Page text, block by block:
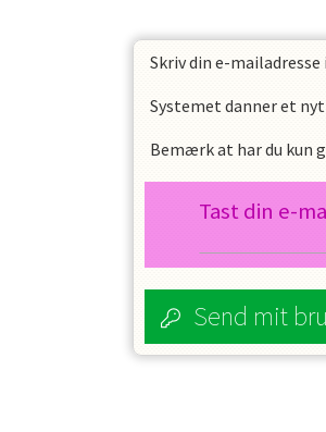
Skriv din e-
Systemet danner et
Bemærk at har du kun
Tast din e-
Send mit